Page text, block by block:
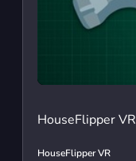
HouseFlipper VR
HouseFlipper VR